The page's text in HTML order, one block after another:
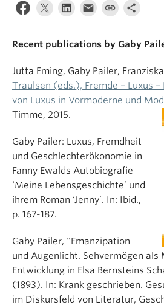
Recent publications by Gaby
Jutta Eming, Gaby Pailer,
Traulsen (eds.), Fremde – Luxus –
von Luxus in Vormoderne und
Timme, 2015.
Gaby Pailer: Luxus, Fremdheit
und Geschlechterökonomie in
Fanny Ewalds Autobiografie
‘Meine Lebensgeschichte’ und
ihrem Roman ‘Jenny’. In: Ibid.,
p. 167-187.
Gaby Pailer, “Emanzipation
und Augenlicht. Sehvermögen
Entwicklung in Elsa Bernsteins
(1893). In: Krank geschrieben.
im Diskursfeld von Literatur,